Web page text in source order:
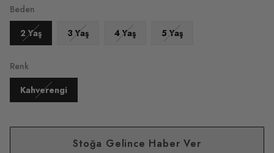
Beden
2 Yaş
3 Yaş 4 Yaş 5 Yaş
Renk
Kahverengi
Stoğa Gelince Haber Ver